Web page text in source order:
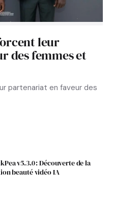
leur
des femmes et
partenariat en faveur des
v5.3.0 : Découverte de la
beauté vidéo IA